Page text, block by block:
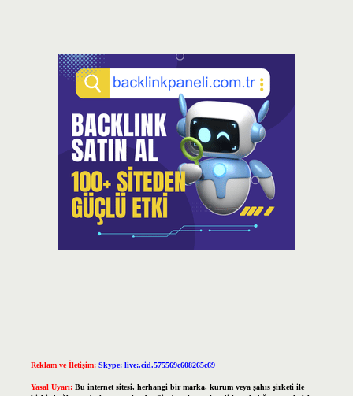
Reklam ve İletişim: Skype: live:.cid.575569c608265c69
Yasal Uyarı: Bu internet sitesi, herhangi bir marka, kurum veya şahıs şirketi ile